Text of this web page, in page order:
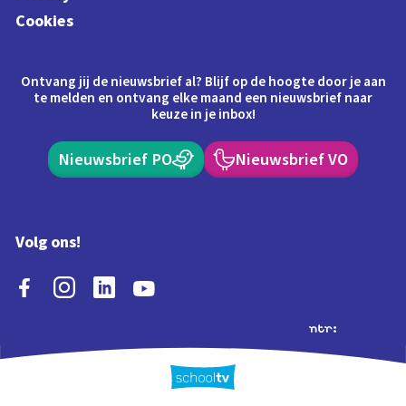
Cookies
Ontvang jij de nieuwsbrief al? Blijf op de hoogte door je aan
te melden en ontvang elke maand een nieuwsbrief naar
keuze in je inbox!
Nieuwsbrief PO Nieuwsbrief VO
Volg ons!